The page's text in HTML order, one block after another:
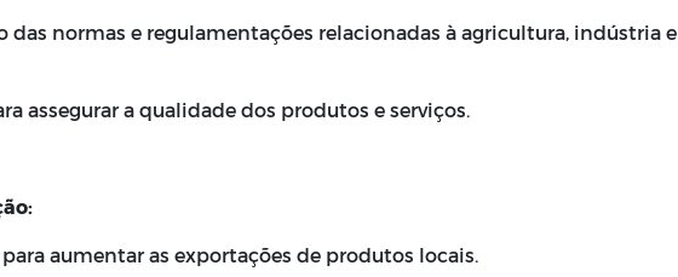
normas e regulamentações relacionadas à agricultura, indústria e
assegurar a qualidade dos produtos e serviços.
aumentar as exportações de produtos locais.